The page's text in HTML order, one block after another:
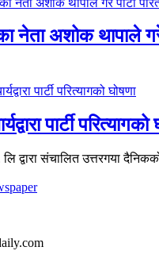
नेता अशोक थापाले गरे
पार्टी परित्यागको
लि द्वारा संचालित उत्तरगया